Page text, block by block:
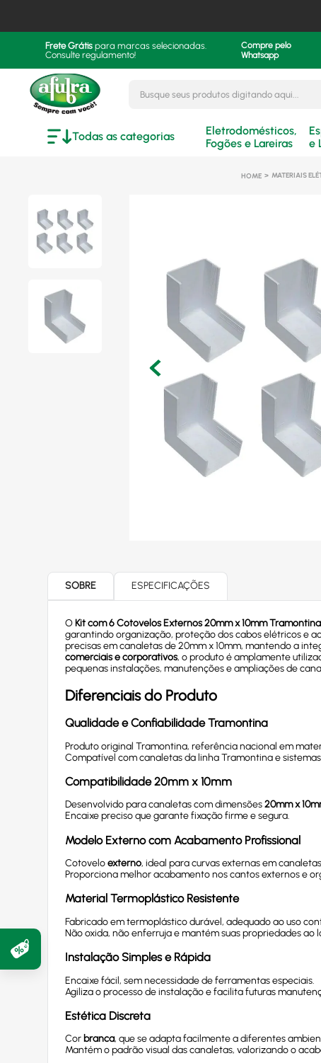
Frete Grátis para marcas selecionadas.
Consulte regulamento!
Compre pelo
Whatsapp
Todas as categorias
Eletrodomésticos,
Fogões e Lareiras
e
MATERIAIS
SOBRE ESPECIFICAÇÕES
OKit com 6 Cotovelos Externos 20mm x 10mm
garantindo organização, proteção dos cabos elétricos e
precisas em canaletas de 20mm x 10mm, mantendo a
comerciais e corporativos, o produto é amplamente
pequenas instalações, manutenções e ampliações de
Diferenciais do Produto
Qualidade e Confiabilidade Tramontina
Produto original Tramontina, referência nacional em
Compatível com canaletas da linha Tramontina e
Compatibilidade 20mm x 10mm
Desenvolvido para canaletas com dimensões20mm x
Encaixe preciso que garante fixação firme e segura.
Modelo Externo com Acabamento Profissional
Cotoveloexterno, ideal para curvas externas em
Proporciona melhor acabamento nos cantos externos e
Material Termoplástico Resistente
Fabricado em termoplástico durável, adequado ao uso
Não oxida, não enferruja e mantém suas propriedades ao
Instalação Simples e Rápida
Encaixe fácil, sem necessidade de ferramentas especiais.
Agiliza o processo de instalação e facilita futuras
Estética Discreta
Cor branca, que se adapta facilmente a diferentes
Mantém o padrão visual das canaletas, valorizando o